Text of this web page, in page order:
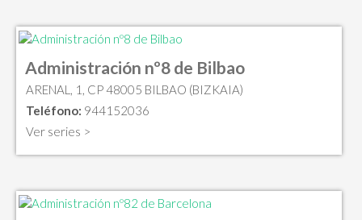
Administración nº8 de Bilbao
ARENAL, 1, CP 48005 BILBAO (BIZKAIA)
Teléfono: 944152036
Ver series >